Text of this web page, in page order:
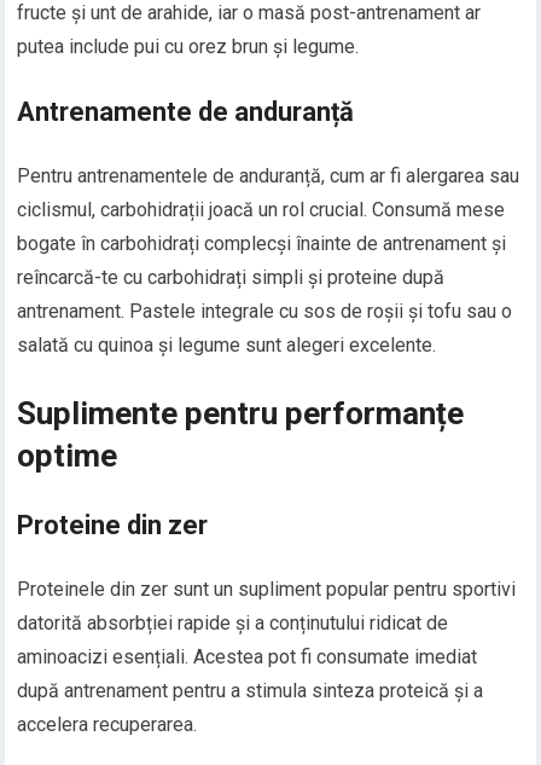
fructe și unt de arahide, iar o masă post-antrenament ar
putea include pui cu orez brun și legume.
Antrenamente de anduranță
Pentru antrenamentele de anduranță, cum ar fi alergarea sau
ciclismul, carbohidrații joacă un rol crucial. Consumă mese
bogate în carbohidrați complecși înainte de antrenament și
reîncarcă-te cu carbohidrați simpli și proteine după
antrenament. Pastele integrale cu sos de roșii și tofu sau o
salată cu quinoa și legume sunt alegeri excelente.
Suplimente pentru performanțe
optime
Proteine din zer
Proteinele din zer sunt un supliment popular pentru sportivi
datorită absorbției rapide și a conținutului ridicat de
aminoacizi esențiali. Acestea pot fi consumate imediat
după antrenament pentru a stimula sinteza proteică și a
accelera recuperarea.